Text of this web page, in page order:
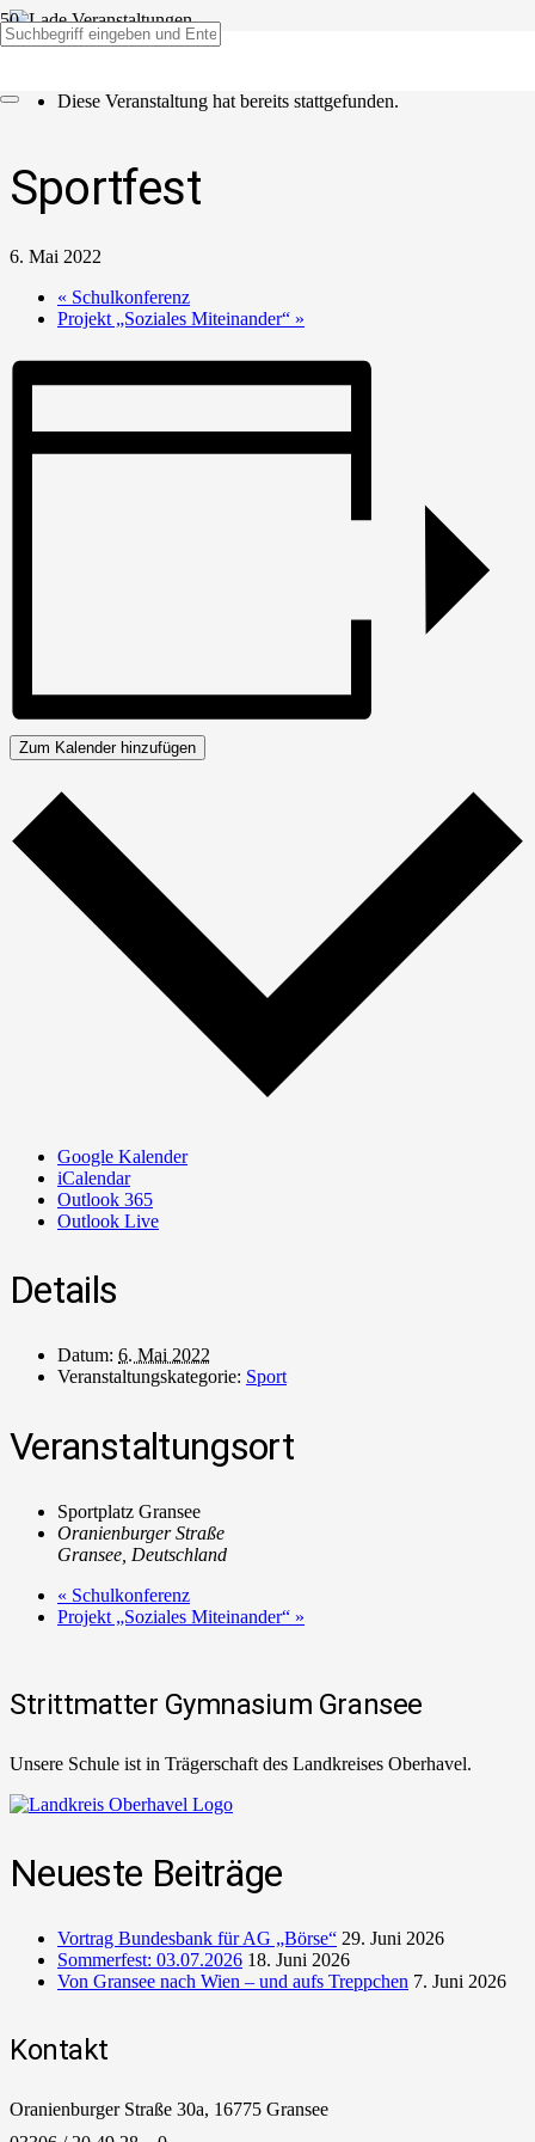
Diese Veranstaltung hat bereits stattgefunden.
Sportfest
6. Mai 2022
« Schulkonferenz
Projekt „Soziales Miteinander“ »
Zum Kalender hinzufügen
Google Kalender
iCalendar
Outlook 365
Outlook Live
Details
Datum: 6. Mai 2022
Veranstaltungskategorie: Sport
Veranstaltungsort
Sportplatz Gransee
Oranienburger Straße
Gransee Deutschland
« Schulkonferenz
Projekt „Soziales Miteinander“ »
Strittmatter Gymnasium Gransee
Unsere Schule ist in Trägerschaft des Landkreises Oberhavel.
Neueste Beiträge
Vortrag Bundesbank für AG „Börse“ 29. Juni 2026
Sommerfest: 03.07.2026 18. Juni 2026
Von Gransee nach Wien – und aufs Treppchen 7. Juni 2026
Kontakt
Oranienburger Straße 30a, 16775 Gransee